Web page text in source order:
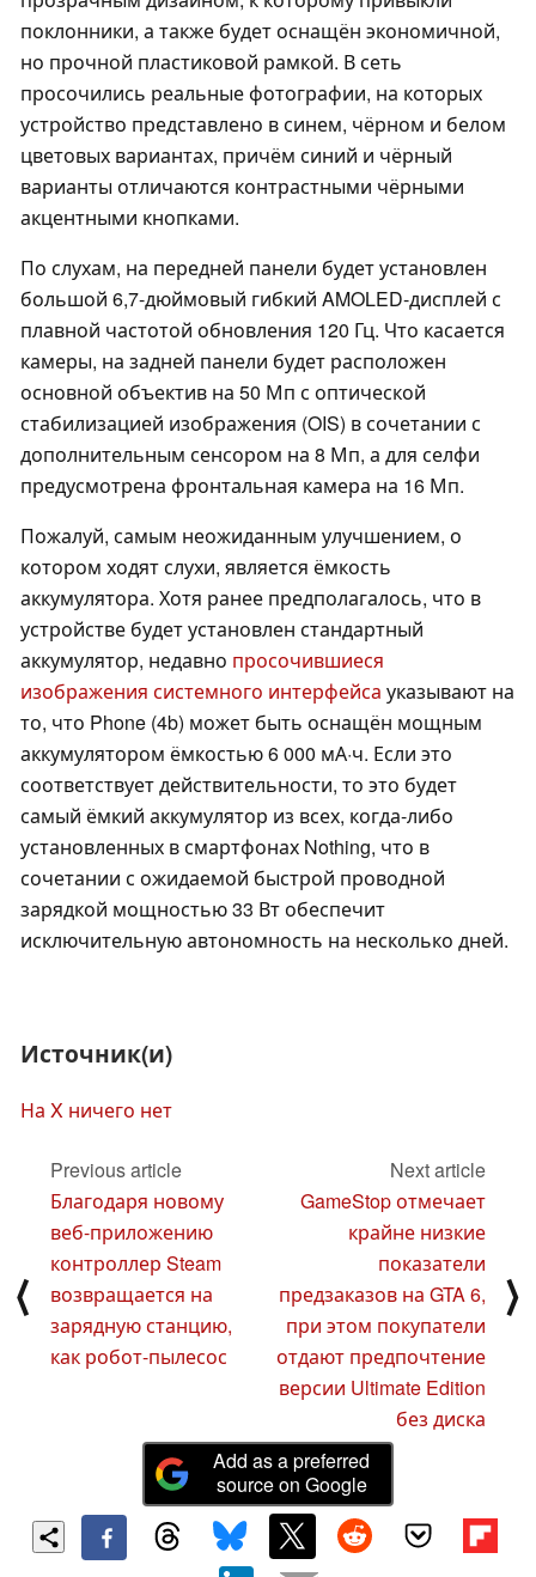
поклонники, а также будет оснащён экономичной,
но прочной пластиковой рамкой. В сеть
просочились реальные фотографии, на которых
устройство представлено в синем, чёрном и белом
цветовых вариантах, причём синий и чёрный
варианты отличаются контрастными чёрными
акцентными кнопками.
По слухам, на передней панели будет установлен
большой 6,7-дюймовый гибкий AMOLED-дисплей с
плавной частотой обновления 120 Гц. Что касается
камеры, на задней панели будет расположен
основной объектив на 50 Мп с оптической
стабилизацией изображения (OIS) в сочетании с
дополнительным сенсором на 8 Мп, а для селфи
предусмотрена фронтальная камера на 16 Мп.
Пожалуй, самым неожиданным улучшением, о
котором ходят слухи, является ёмкость
аккумулятора. Хотя ранее предполагалось, что в
устройстве будет установлен стандартный
аккумулятор, недавно просочившиеся
изображения системного интерфейса указывают на
то, что Phone (4b) может быть оснащён мощным
аккумулятором ёмкостью 6 000 мА·ч. Если это
соответствует действительности, то это будет
самый ёмкий аккумулятор из всех, когда-либо
установленных в смартфонах Nothing, что в
сочетании с ожидаемой быстрой проводной
зарядкой мощностью 33 Вт обеспечит
исключительную автономность на несколько дней.
Источник(и)
На X ничего нет
⟨
Previous article
Благодаря новому
веб-приложению
контроллер Steam
возвращается на
зарядную станцию,
как робот-пылесос
Next article
GameStop отмечает
крайне низкие
показатели
предзаказов на GTA 6,
при этом покупатели
отдают предпочтение
версии Ultimate Edition
без диска
⟩
Add as a preferred
source on Google